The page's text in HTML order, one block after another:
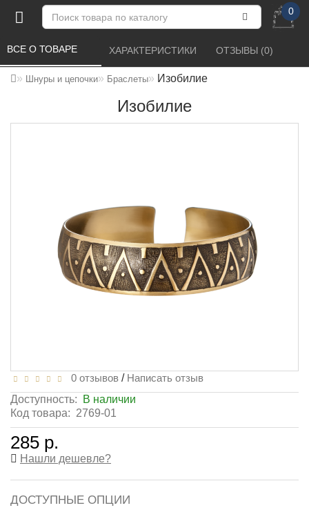
0
Шнуры и цепочки Браслеты Изобилие
Изобилие
ВСЕ О ТОВАРЕ ХАРАКТЕРИСТИКИ ОТЗЫВЫ (0)
0 отзывов / Написать отзыв
Доступность:
В наличии
Код товара: 2769-01
285 р.
Нашли дешевле?
ДОСТУПНЫЕ ОПЦИИ